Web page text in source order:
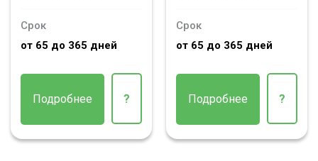
Срок
от 65 до 365 дней
Подробнее ?
Срок
от 65 до 365 дней
Подробнее ?